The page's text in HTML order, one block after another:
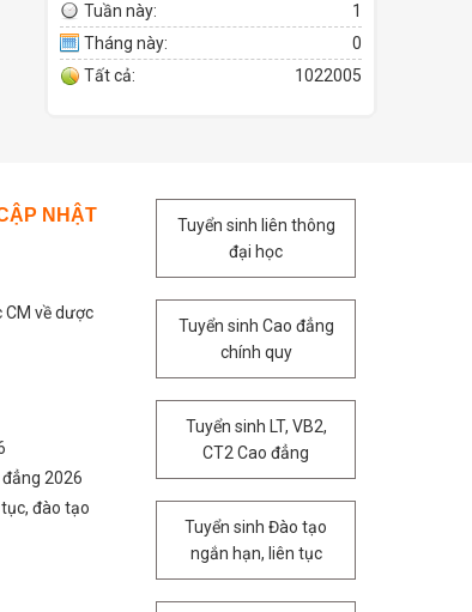
Tuần này:
1
Tháng này:
0
Tất cả:
1022005
NHẬT
về dược
2026
đào tạo
Tuyển sinh liên thông
đại học
Tuyển sinh Cao đẳng
chính quy
Tuyển sinh LT, VB2,
CT2 Cao đẳng
Tuyển sinh Đào tạo
ngắn hạn, liên tục